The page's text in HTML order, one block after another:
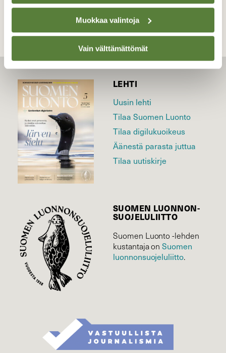
Muokkaa valintoja
Vain välttämättömät
LEHTI
Uusin lehti
Tilaa Suomen Luonto
Tilaa digilukuoikeus
Äänestä parasta juttua
Tilaa uutiskirje
SUOMEN LUONNON­
SUOJELU­LIITTO
Suomen Luonto -lehden
kustantaja onSuomen
luonnonsuojelu­liitto.